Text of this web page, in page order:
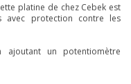
ette platine de chez Cebek est
avec protection contre les
un potentiomètre